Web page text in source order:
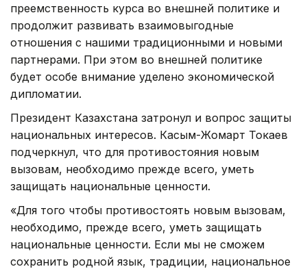
преемственность курса во внешней политике и
продолжит развивать взаимовыгодные
отношения с нашими традиционными и новыми
партнерами. При этом во внешней политике
будет особе внимание уделено экономической
дипломатии.
Президент Казахстана затронул и вопрос защиты
национальных интересов. Касым-Жомарт Токаев
подчеркнул, что для противостояния новым
вызовам, необходимо прежде всего, уметь
защищать национальные ценности.
«Для того чтобы противостоять новым вызовам,
необходимо, прежде всего, уметь защищать
национальные ценности. Если мы не сможем
сохранить родной язык, традиции, национальное